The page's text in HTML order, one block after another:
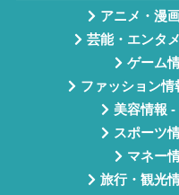
アニメ・漫
芸能・エンタ
ゲーム
ファッション情
美容情報 -
スポーツ
マネー
旅行・観光